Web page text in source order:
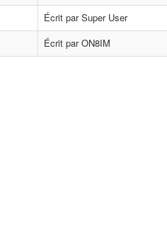
Écrit par Super User
Écrit par ON8IM